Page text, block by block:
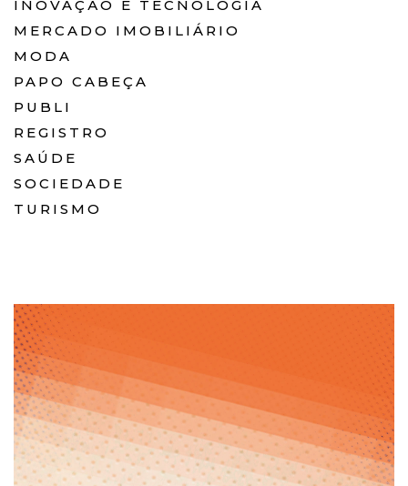
INOVAÇÃO E TECNOLOGIA
MERCADO IMOBILIÁRIO
MODA
PAPO CABEÇA
PUBLI
REGISTRO
SAÚDE
SOCIEDADE
TURISMO